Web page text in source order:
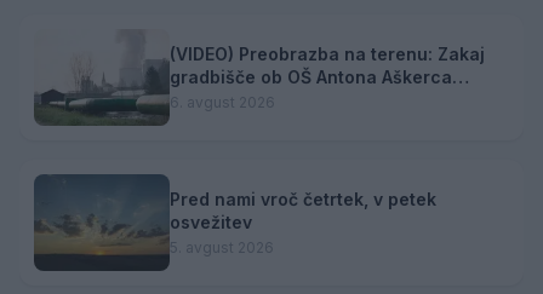
(VIDEO) Preobrazba na terenu: Zakaj
gradbišče ob OŠ Antona Aškerca
pomeni naložbo v prihodnost?
6. avgust 2026
Pred nami vroč četrtek, v petek
osvežitev
5. avgust 2026